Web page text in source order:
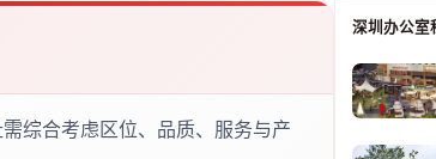
综合考虑区位、品质、服务与产
深圳办公室